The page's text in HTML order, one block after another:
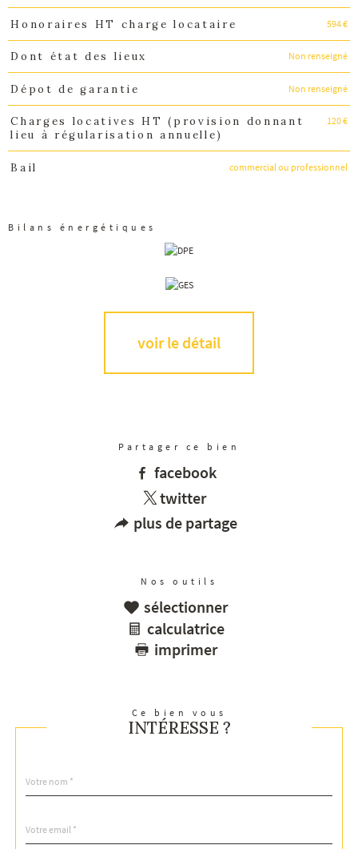
Honoraires HT charge locataire 594 €
Dont état des lieux Non renseigné
Dépot de garantie Non renseigné
Charges locatives HT (provision donnant
lieu à régularisation annuelle)
120 €
Bail commercial ou professionnel
Bilans énergétiques
voir le détail
Partager ce bien
facebook
twitter
plus de partage
Nos outils
sélectionner
calculatrice
imprimer
Ce bien vous
INTÉRESSE ?
par
*
*